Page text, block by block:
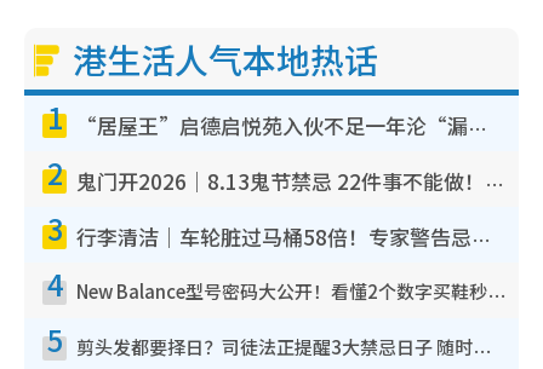
港生活人气本地热话
1 “居屋王”启德启悦苑入伙不足一年沦“漏水之王”！插座喷火花致大停电 多户业主全屋家电报废
2 鬼门开2026｜8.13鬼节禁忌 22件事不能做！烧肉、刺身要少食？半夜勿吹口哨/打给个电话
3 行李清洁｜车轮脏过马桶58倍！专家警告忌用酒精擦 教1招免脏手除菌
4 New Balance型号密码大公开！看懂2个数字买鞋秒知功能免中伏 附5大热门鞋款
5 剪头发都要择日？司徒法正提醒3大禁忌日子 随时剪走财运！这日剪发恐“剪寿命”？